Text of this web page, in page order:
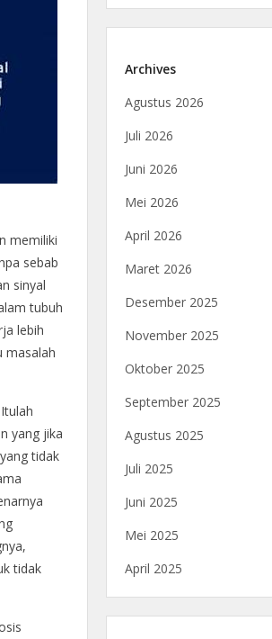
memiliki
sebab
sinyal
tubuh
lebih
masalah
yang jika
tidak
tidak
Archives
Agustus 2026
Juli 2026
Juni 2026
Mei 2026
April 2026
Maret 2026
Desember 2025
November 2025
Oktober 2025
September 2025
Agustus 2025
Juli 2025
Juni 2025
Mei 2025
April 2025